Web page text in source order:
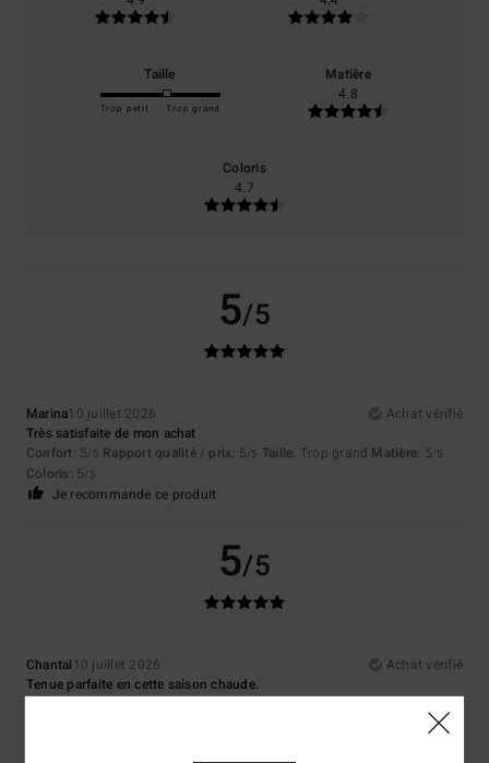
Taille
Trop petit Trop grand
Matière
4.8
Coloris
4.7
5/5
Marina10 juillet 2026
Achat vérifié
Très satisfaite de mon achat
Confort: 5/5 Rapport qualité / prix: 5/5 Taille: Trop grand Matière: 5/5
Coloris: 5/5
Je recommande ce produit
5/5
Chantal 10 juillet 2026
Achat vérifié
Tenue parfaite en cette saison chaude.